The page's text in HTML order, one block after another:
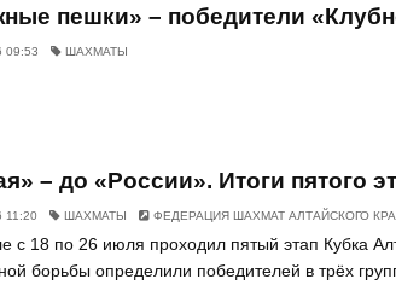
пешки» – победители
09:53 ШАХМАТЫ
– до «России». Итоги пятого
ШАХМАТЫ ФЕДЕРАЦИЯ ШАХМАТ АЛТАЙСКОГО
с 18 по 26 июля проходил пятый этап Кубка
борьбы определили победителей в трёх